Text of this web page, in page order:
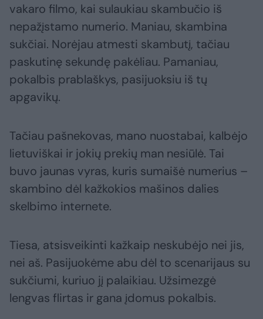
vakaro filmo, kai sulaukiau skambučio iš
nepažįstamo numerio. Maniau, skambina
sukčiai. Norėjau atmesti skambutį, tačiau
paskutinę sekundę pakėliau. Pamaniau,
pokalbis prablaškys, pasijuoksiu iš tų
apgavikų.
Tačiau pašnekovas, mano nuostabai, kalbėjo
lietuviškai ir jokių prekių man nesiūlė. Tai
buvo jaunas vyras, kuris sumaišė numerius –
skambino dėl kažkokios mašinos dalies
skelbimo internete.
Tiesa, atsisveikinti kažkaip neskubėjo nei jis,
nei aš. Pasijuokėme abu dėl to scenarijaus su
sukčiumi, kuriuo jį palaikiau. Užsimezgė
lengvas flirtas ir gana įdomus pokalbis.